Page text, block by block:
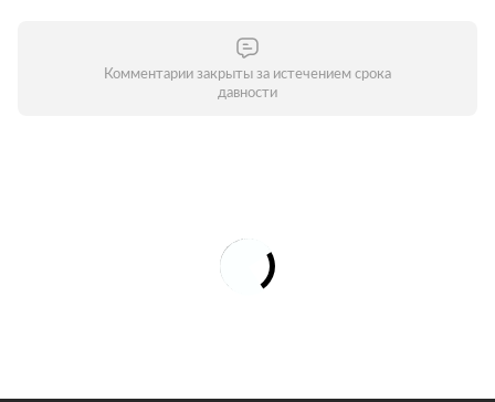
Комментарии закрыты за истечением срока
давности